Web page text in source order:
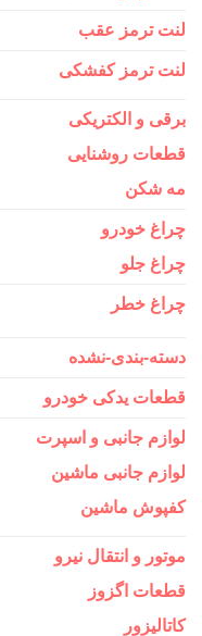
لنت ترمز عقب
لنت ترمز کفشکی
برقی و الکتریکی
قطعات روشنایی
مه شکن
چراغ خودرو
چراغ جلو
چراغ خطر
دسته-بندی-نشده
قطعات یدکی خودرو
لوازم جانبی و اسپرت
لوازم جانبی ماشین
کفپوش ماشین
موتور و انتقال نیرو
قطعات اگزوز
کاتالیزور